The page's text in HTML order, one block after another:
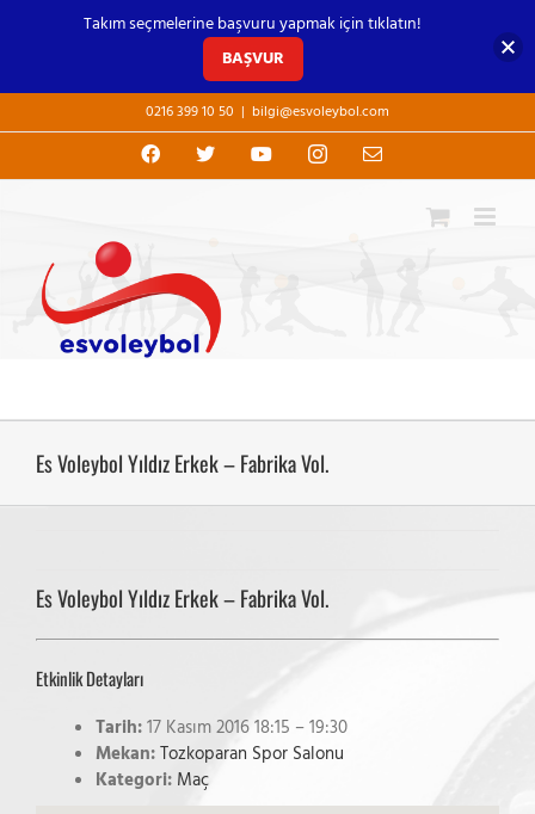
to
0216 399 10 50 | bilgi@esvoleybol.com
Facebook
X YouTubeInstagram
E-
Es Voleybol Yıldız Erkek – Fabrika Vol.
Es Voleybol Yıldız Erkek – Fabrika Vol.
Etkinlik Detayları
Tarih:17 Kasım 2016 18:15 –19:30
Mekan:Tozkoparan Spor Salonu
Kategori: Maç
Takım seçmelerine başvuru yapmak için tıklatın!
BAŞVUR